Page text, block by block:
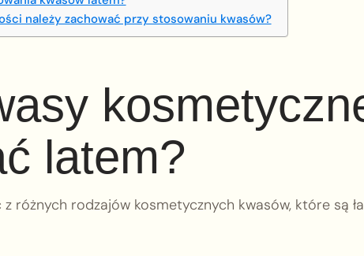
należy zachować przy stosowaniu kwasów?
latem?
różnych rodzajów kosmetycznych kwasów, które są